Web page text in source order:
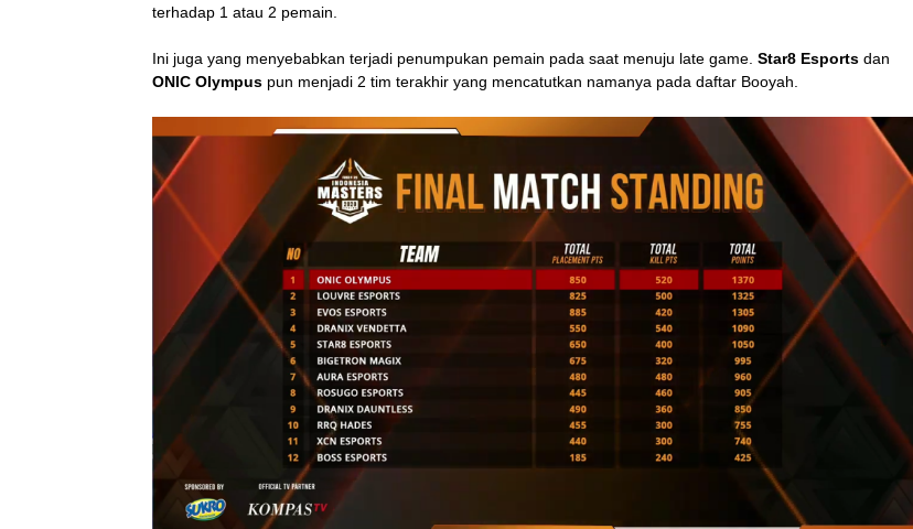
terhadap 1 atau 2 pemain.
Ini juga yang menyebabkan terjadi penumpukan pemain pada saat menuju late game. Star8 Esports dan
ONIC Olympus pun menjadi 2 tim terakhir yang mencatutkan namanya pada daftar Booyah.